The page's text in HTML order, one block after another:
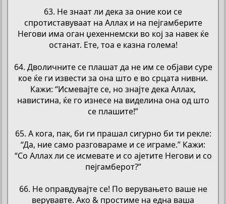
63. Не знаат ли дека за оние кои се
спротиставуваат на Аллах и на пејгамберите
Негови има оган џехеннемски во кој за навек ќе
останат. Ете, тоа е казна голема!
64. Дволичните се плашат да не им се објави суре
кое ќе ги извести за она што е во срцата нивни.
Кажи: “Исмевајте се, но знајте дека Аллах,
навистина, ќе го изнесе на виделина она од што
се плашите!”
65. А кога, пак, би ги прашал сигурно би ти рекле:
“Да, ние само разговараме и се играме.” Кажи:
“Со Аллах ли се исмевате и со ајетите Негови и со
пејгамберот?”
66. Не оправдувајте се! По верувањето ваше не
верувавте. Ако & простиме на една ваша